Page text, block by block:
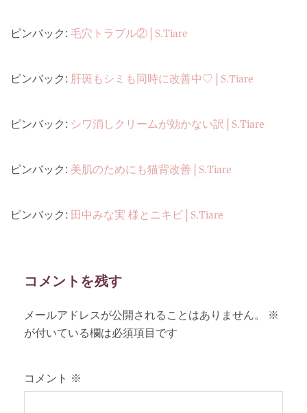
ピンバック:毛穴トラブル② | S.Tiare
ピンバック: 肝斑もシミも同時に改善中♡ | S.Tiare
ピンバック: シワ消しクリームが効かない訳 | S.Tiare
ピンバック: 美肌のためにも猫背改善 | S.Tiare
ピンバック: 田中みな実 様とニキビ | S.Tiare
コメントを残す
メールアドレスが公開されることはありません。
※
が付いている欄は必須項目です
コメント ※